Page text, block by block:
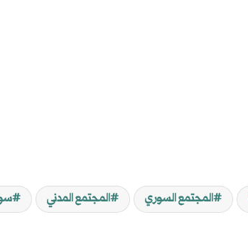
المجتمع السوري المجتمع المدني